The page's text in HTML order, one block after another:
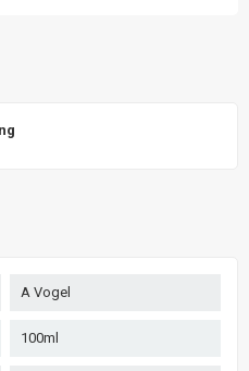
A Vogel
100ml